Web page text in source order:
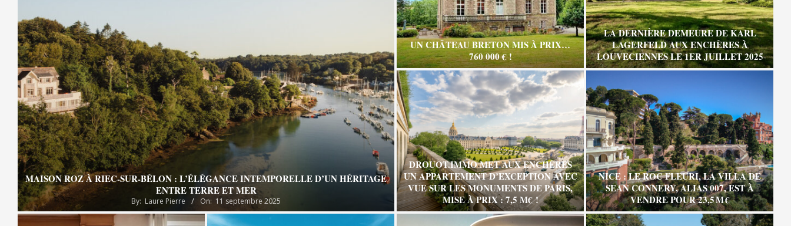
MAISON ROZ À RIEC-SUR-BÉLON : L’ÉLÉGANCE INTEMPORELLE D’UN HÉRITAGE
ENTRE TERRE ET MER
By: Laure Pierre On: 11 septembre 2025
UN CHÂTEAU BRETON MIS À PRIX…
760 000 € !
LA DERNIÈRE DEMEURE DE KARL
LAGERFELD AUX ENCHÈRES À
LOUVECIENNES LE 1ER JUILLET 2025
DROUOT.IMMO MET AUX ENCHÈRES
UN APPARTEMENT D’EXCEPTION AVEC
VUE SUR LES MONUMENTS DE PARIS,
MISE À PRIX : 7,5 M€ !
NICE : LE ROC FLEURI, LA VILLA DE
SEAN CONNERY, ALIAS 007, EST À
VENDRE POUR 23,5 M €